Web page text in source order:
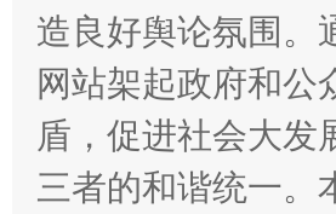
造良好舆论氛围。
网站架起政府和公
盾，促进社会大发
三者的和谐统一。